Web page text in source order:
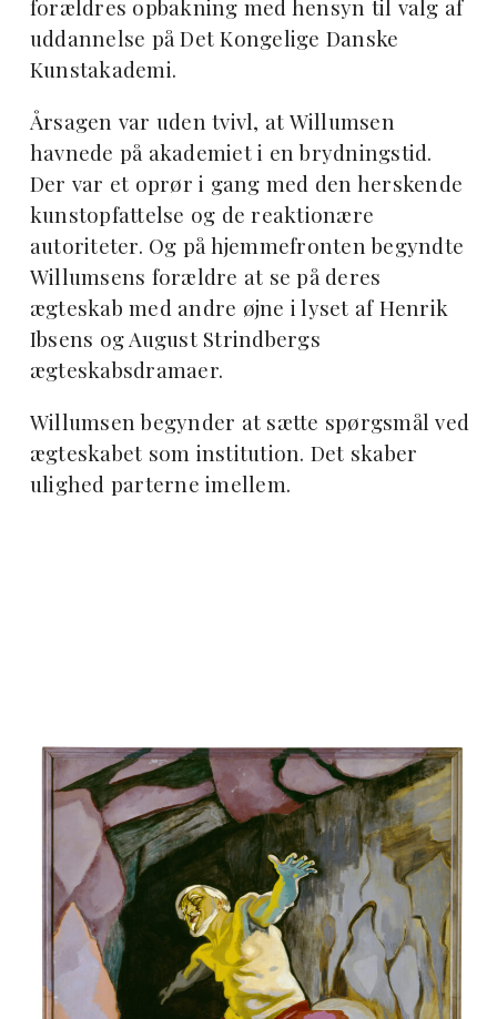
forældres opbakning med hensyn til valg af
uddannelse på Det Kongelige Danske
Kunstakademi.
Årsagen var uden tvivl, at Willumsen
havnede på akademiet i en brydningstid.
Der var et oprør i gang med den herskende
kunstopfattelse og de reaktionære
autoriteter. Og på hjemmefronten begyndte
Willumsens forældre at se på deres
ægteskab med andre øjne i lyset af Henrik
Ibsens og August Strindbergs
ægteskabsdramaer.
Willumsen begynder at sætte spørgsmål ved
ægteskabet som institution. Det skaber
ulighed parterne imellem.